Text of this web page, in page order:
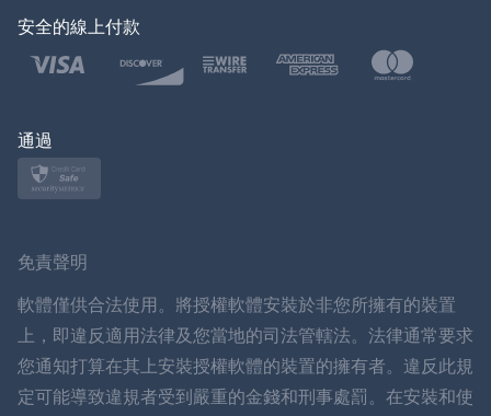
土耳其語
波蘭語
ภาษาไทย
簡体中文
丹麥語
安全的線上付款
通過
免責聲明
軟體僅供合法使用。將授權軟體安裝於非您所擁有的裝置
上，即違反適用法律及您當地的司法管轄法。法律通常要求
您通知打算在其上安裝授權軟體的裝置的擁有者。違反此規
定可能導致違規者受到嚴重的金錢和刑事處罰。在安裝和使